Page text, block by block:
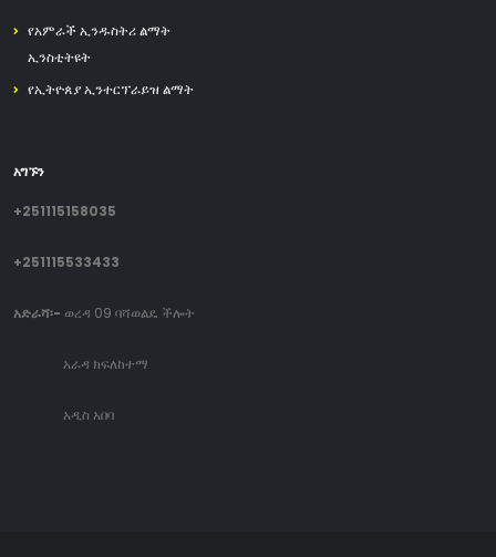
የአምራች ኢንዱስትሪ ልማት
ኢንስቲትዩት
የኢትዮጰያ ኢንተርፕራይዝ ልማት
አግኙን
+251115158035
+251115533433
አድራሻ፡- ወረዳ 09 ባሻወልዴ ችሎት
አራዳ ክፍለከተማ
አዲስ አበባ